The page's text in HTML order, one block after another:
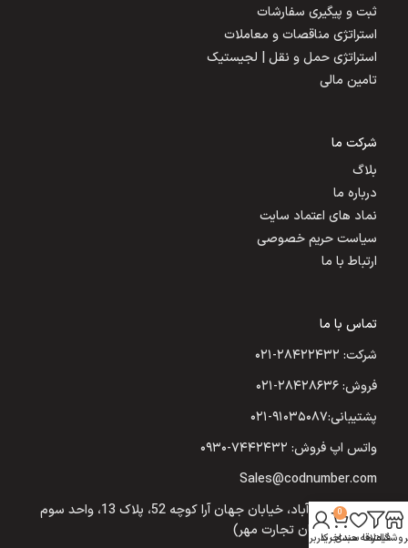
ثبت و پیگیری سفارشات
استراتژی مناقصات و معاملات
استراتژی حمل و نقل | لجیستیک
تامین مالی
شرکت ما
بلاگ
درباره ما
نماد های اعتماد سایت
سیاست حریم خصوصی
ارتباط با ما
تماس با ما
شرکت: ۲۸۴۲۲۴۳۲-۰۲۱
فروش: ۲۸۴۲۸۶۳۶-۰۲۱
پشتیبانی:۹۱۰۳۵۰۸۷-۰۲۱
واتس اپ فروش: ۷۴۴۲۴۳۲-۰۹۳۰
Sales@codnumber.com
تهران: یوسف‌آباد، خیابان جهان آرا کوچه 52، پلاک 13، واحد سوم
(شرکت نیکسان تجارت مهر)فیلترها
علاقه مندی
0
سبد خرید
حساب کاربری من